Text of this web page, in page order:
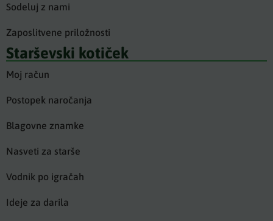
Sodeluj z nami
Zaposlitvene priložnosti
Starševski kotiček
Moj račun
Postopek naročanja
Blagovne znamke
Nasveti za starše
Vodnik po igračah
Ideje za darila